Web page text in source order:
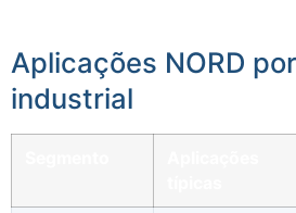
Aplicações NORD
industrial